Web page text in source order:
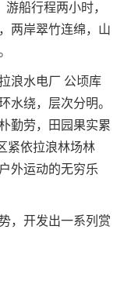
船行程两小时，
两岸翠竹连绵，山
浪水电厂 公顷库
水绕，层次分明。
勤劳，田园果实累
紧依拉浪林场林
外运动的无穷乐
开发出一系列赏